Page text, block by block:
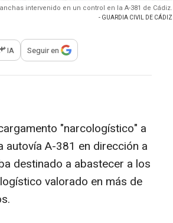
intervenido en un control en la A-381 de Cádiz.
- GUARDIA CIVIL DE CÁDIZ
para compartir
IA Seguir en
"narcologístico" a
A-381 en dirección a
destinado a abastecer a los
valorado en más de